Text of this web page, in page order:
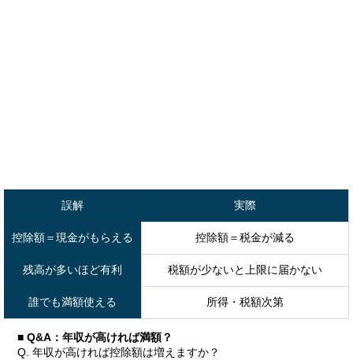
誤解 実際
控除額＝現金がもらえる 控除額＝税金が減る
残高が多いほど有利 税額が少ないと上限に届かない
誰でも満額使える 所得・税額次第
■ Q&A：年収が高ければ満額？
Q. 年収が高ければ控除額は増えますか？